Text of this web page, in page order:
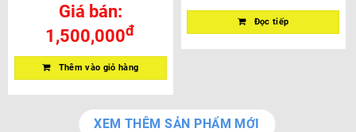
Giá bán:
1,500,000đ
Thêm vào giỏ hàng
Đọc tiếp
XEM THÊM SẢN PHẨM MỚI